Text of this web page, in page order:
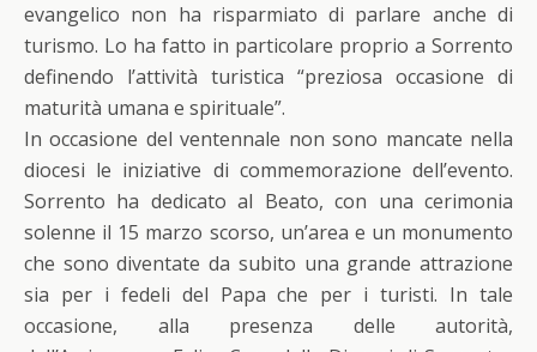
evangelico non ha risparmiato di parlare anche di
turismo. Lo ha fatto in particolare proprio a Sorrento
definendo l’attività turistica “preziosa occasione di
maturità umana e spirituale”.
In occasione del ventennale non sono mancate nella
diocesi le iniziative di commemorazione dell’evento.
Sorrento ha dedicato al Beato, con una cerimonia
solenne il 15 marzo scorso, un’area e un monumento
che sono diventate da subito una grande attrazione
sia per i fedeli del Papa che per i turisti. In tale
occasione, alla presenza delle autorità,